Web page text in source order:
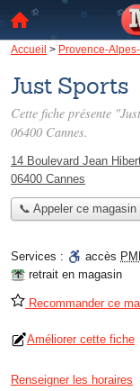
Accueil > Provence-
Just Sports
Cette fiche présente
06400 Cannes.
14 Boulevard Jean
06400 Cannes
📞 Appeler ce magasin
Services : accès
retrait en magasin
Recommander ce
Améliorer cette fiche
Renseigner les horaires